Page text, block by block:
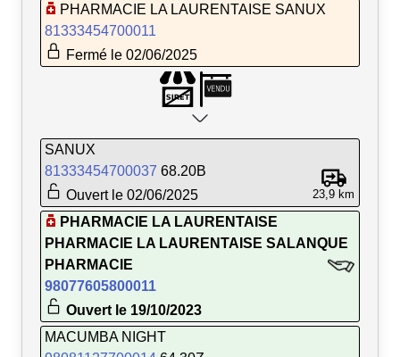
PHARMACIE LA LAURENTAISE SANUX
81333454700011
Fermé le 02/06/2025
SANUX
81333454700037 68.20B
Ouvert le 02/06/2025
23,9 km
PHARMACIE LA LAURENTAISE
PHARMACIE LA LAURENTAISE SALANQUE
PHARMACIE
98077605800011
Ouvert le 19/10/2023
MACUMBA NIGHT